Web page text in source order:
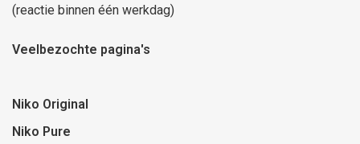
(reactie binnen één werkdag)
Veelbezochte pagina's
Niko Original
Niko Pure